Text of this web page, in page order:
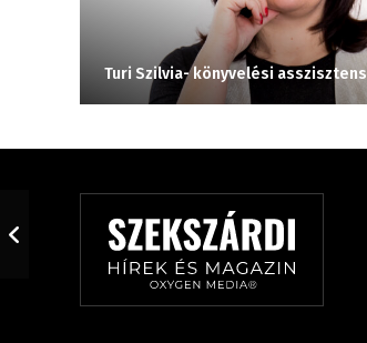
Turi Szilvia- könyvelési asszisztens